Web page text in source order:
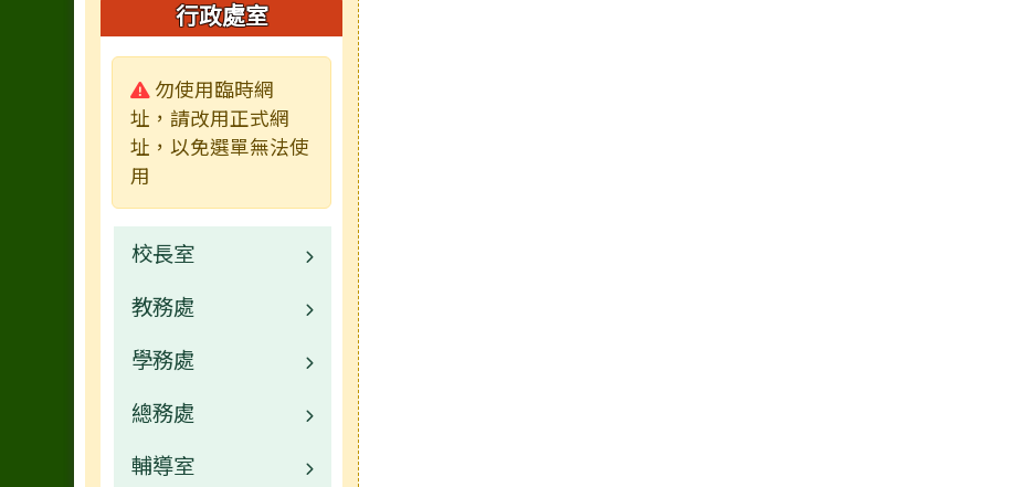
行政處室
警告:
勿使用臨時網
址，請改用正式網
址，以免選單無法使
用
校長室
業務職掌
個人簡介
教育理念
教務處
業務職掌
校園公告
常用連結
學務處
業務職掌
校園公告
總務處
業務職掌
輔導室